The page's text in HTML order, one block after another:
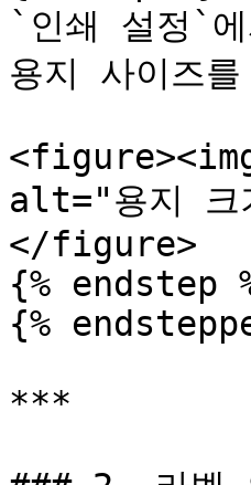
`인쇄 설정`
용지 사이즈
alt="용지
</figure>
{% endstep
{%
***